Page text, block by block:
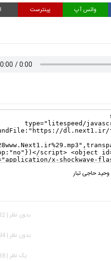
واتس آپ پینترست
وحید حاجی تبار
بدون نظر | 1,432 بازدید
بدون نظر | 2,694 بازدید
يک نظر | 1,638 بازدید